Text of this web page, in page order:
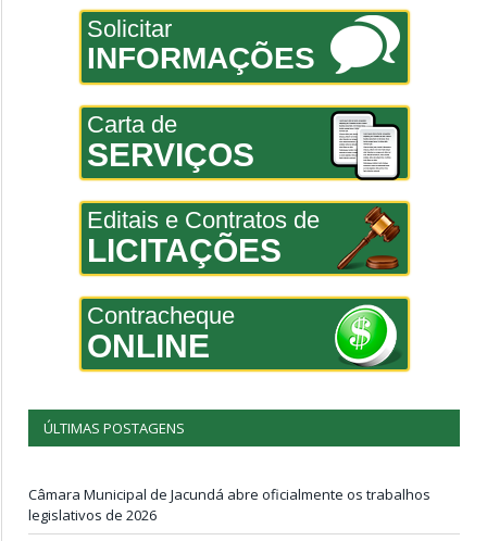
Solicitar
INFORMAÇÕES
Carta de
SERVIÇOS
Editais e Contratos de
LICITAÇÕES
Contracheque
ONLINE
ÚLTIMAS POSTAGENS
Câmara Municipal de Jacundá abre oficialmente os trabalhos
legislativos de 2026